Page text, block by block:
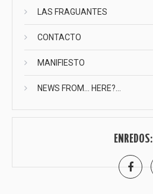
LAS FRAGUANTES
CONTACTO
MANIFIESTO
NEWS FROM… HERE?…
ENREDOS: